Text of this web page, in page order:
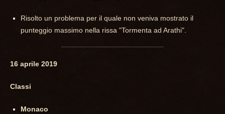
Risolto un problema per il quale non veniva mostrato il
punteggio massimo nella rissa "Tormenta ad Arathi".
16 aprile 2019
Classi
Monaco